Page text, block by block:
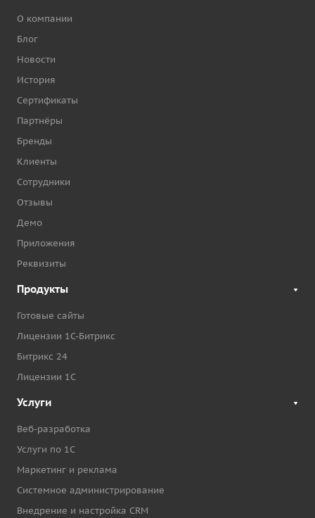
О компании
Блог
Новости
История
Сертификаты
Партнёры
Бренды
Клиенты
Сотрудники
Отзывы
Демо
Приложения
Реквизиты
Продукты
Готовые сайты
Лицензии 1С-Битрикс
Битрикс 24
Лицензии 1С
Услуги
Веб-разработка
Услуги по 1С
Маркетинг и реклама
Системное администрирование
Внедрение и настройка CRM